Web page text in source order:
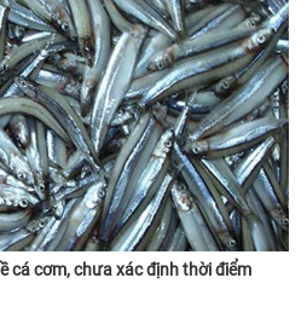
cá cơm, chưa xác định thời điểm